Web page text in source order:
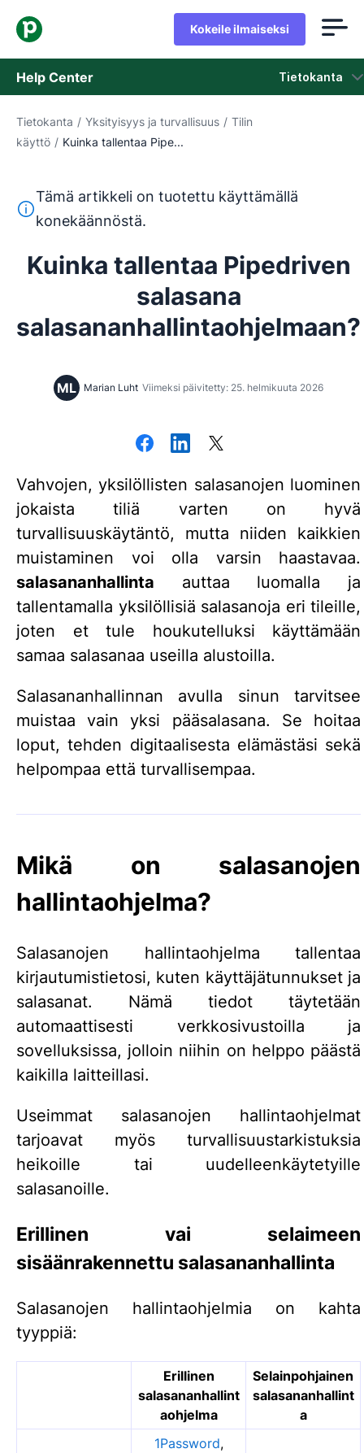
Kokeile ilmaiseksi
Help Center Tietokanta
Tietokanta
Ota yhteyttä tukeen
Tietokanta / Yksityisyys ja turvallisuus / Tilin
käyttö / Kuinka tallentaa Pipe...
Tämä teksti on käännetty englannista
Tämä artikkeli on tuotettu käyttämällä
konekäännöstä.
Kuinka tallentaa Pipedriven
salasana
salasananhallintaohjelmaan?
ML Marian Luht Viimeksi päivitetty: 25. helmikuuta 2026
Vahvojen, yksilöllisten salasanojen luominen
jokaista tiliä varten on hyvä
turvallisuuskäytäntö, mutta niiden kaikkien
muistaminen voi olla varsin haastavaa.
salasananhallinta auttaa luomalla ja
tallentamalla yksilöllisiä salasanoja eri tileille,
joten et tule houkutelluksi käyttämään
samaa salasanaa useilla alustoilla.
Salasananhallinnan avulla sinun tarvitsee
muistaa vain yksi pääsalasana. Se hoitaa
loput, tehden digitaalisesta elämästäsi sekä
helpompaa että turvallisempaa.
Mikä on salasanojen
hallintaohjelma?
Salasanojen hallintaohjelma tallentaa
kirjautumistietosi, kuten käyttäjätunnukset ja
salasanat. Nämä tiedot täytetään
automaattisesti verkkosivustoilla ja
sovelluksissa, jolloin niihin on helppo päästä
kaikilla laitteillasi.
Useimmat salasanojen hallintaohjelmat
tarjoavat myös turvallisuustarkistuksia
heikoille tai uudelleenkäytetyille
salasanoille.
Erillinen vai selaimeen
sisäänrakennettu salasananhallinta
Salasanojen hallintaohjelmia on kahta
tyyppiä:
Erillinen
salasananhallint
aohjelma
Selainpohjainen
salasananhallint
a
1Password,